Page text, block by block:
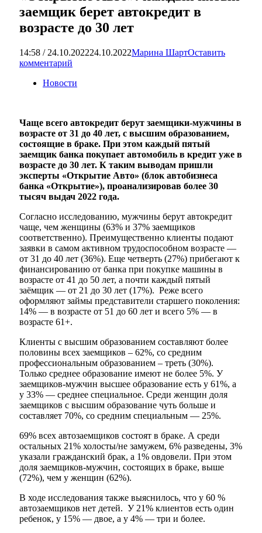
заемщик берет автокредит в
возрасте до 30 лет
14:58 / 24.10.202224.10.2022Марина ШартОставить
комментарий
Новости
Чаще всего автокредит берут заемщики-мужчины в
возрасте от 31 до 40 лет, с высшим образованием,
состоящие в браке. При этом каждый пятый
заемщик банка покупает автомобиль в кредит уже в
возрасте до 30 лет. К таким выводам пришли
эксперты «Открытие Авто» (блок автобизнеса
банка «Открытие»), проанализировав более 30
тысяч выдач 2022 года.
Согласно исследованию, мужчины берут автокредит
чаще, чем женщины (63% и 37% заемщиков
соответственно). Преимущественно клиенты подают
заявки в самом активном трудоспособном возрасте —
от 31 до 40 лет (36%). Еще четверть (27%) прибегают к
финансированию от банка при покупке машины в
возрасте от 41 до 50 лет, а почти каждый пятый
заёмщик — от 21 до 30 лет (17%). Реже всего
оформляют займы представители старшего поколения:
14% — в возрасте от 51 до 60 лет и всего 5% — в
возрасте 61+.
Клиенты с высшим образованием составляют более
половины всех заемщиков – 62%, со средним
профессиональным образованием – треть (30%).
Только среднее образование имеют не более 5%. У
заемщиков-мужчин высшее образование есть у 61%, а
у 33% — среднее специальное. Среди женщин доля
заемщиков с высшим образование чуть больше и
составляет 70%, со средним специальным — 25%.
69% всех автозаемщиков состоят в браке. А среди
остальных 21% холосты/не замужем, 6% разведены, 3%
указали гражданский брак, а 1% овдовели. При этом
доля заемщиков-мужчин, состоящих в браке, выше
(72%), чем у женщин (62%).
В ходе исследования также выяснилось, что у 60 %
автозаемщиков нет детей. У 21% клиентов есть один
ребенок, у 15% — двое, а у 4% — три и более.